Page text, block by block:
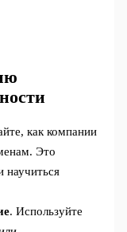
как компании
Это
научиться
. Используйте